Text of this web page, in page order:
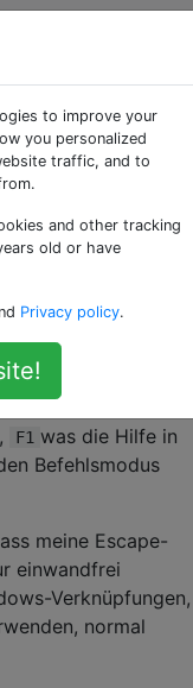
fest
Monaten über
reagiert der
weder
Modus
die Fluchttaste
F1 was die Hilfe in
Befehlsmodus
meine Escape-
einwandfrei
Verknüpfungen,
normal
to improve your
you personalized
traffic, and to
and other tracking
old or have
Privacy policy.